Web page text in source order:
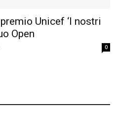
Unicef ‘I nostri
Open
0